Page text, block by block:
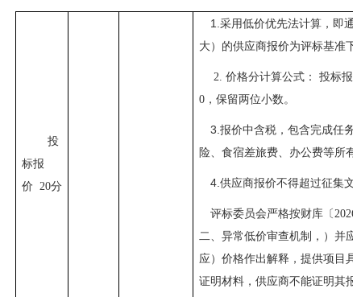
投
标报
价 20分
1.采用低价优先法计算，即
大）的供应商报价为评标基准下
2. 价格分计算公式： 投标报
0，保留两位小数。
3.报价中含税，包含完成任务
险、食宿差旅费、办公费等所
4. 供应商报价不得超过征集文
评标委员会严格按财库〔
二、异常低价审查机制，）并
应）价格作出解释，提供项目
证明材料，供应商不能证明其